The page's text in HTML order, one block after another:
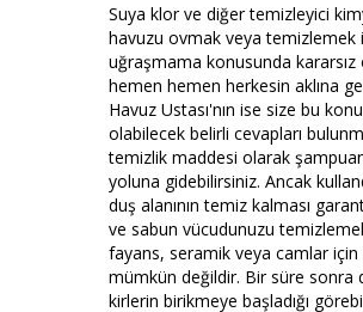
Suya klor ve diğer temizleyici
havuzu ovmak veya temizlemek
uğraşmama konusunda
hemen hemen herkesin aklına
Havuz Ustası'nın ise size bu
olabilecek belirli cevapları
temizlik maddesi olarak
yoluna gidebilirsiniz. Ancak
duş alanının temiz kalması
ve sabun vücudunuzu
fayans, seramik veya camlar için
mümkün değildir. Bir süre sonra
kirlerin birikmeye başladığı